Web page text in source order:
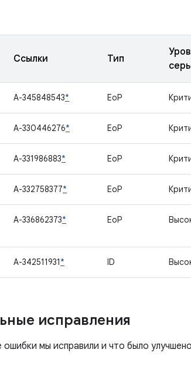
Ссылки Тип
A-345848543* EoP
A-330446276* EoP
A-331986883* EoP
A-332758377* EoP
A-336862373* EoP
A-342511931* ID
исправления
ошибки мы исправили и что было